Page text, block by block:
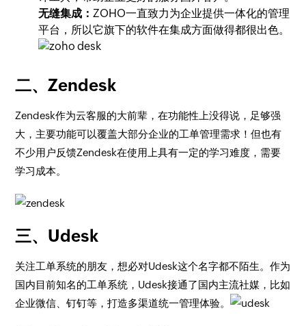
无缝集成：ZOHO一直致力为企业提供一体化的管理
平台，所以它旗下的软件在集成方面做得都很出色。
二、Zendesk
Zendesk作为云客服的大前辈，在功能性上没得说，足够强
大，主要功能可以覆盖大部分企业的工单管理需求！但也有
不少用户反馈Zendesk在使用上具有一定的学习难度，需要
学习成本。
三、Udesk
关注工单系统的朋友，想必对Udesk这个名字都不陌生。作为
国内目前知名的工单系统，Udesk接通了国内主流社媒，比如
企业微信、钉钉等，打造多渠道统一管理体验。